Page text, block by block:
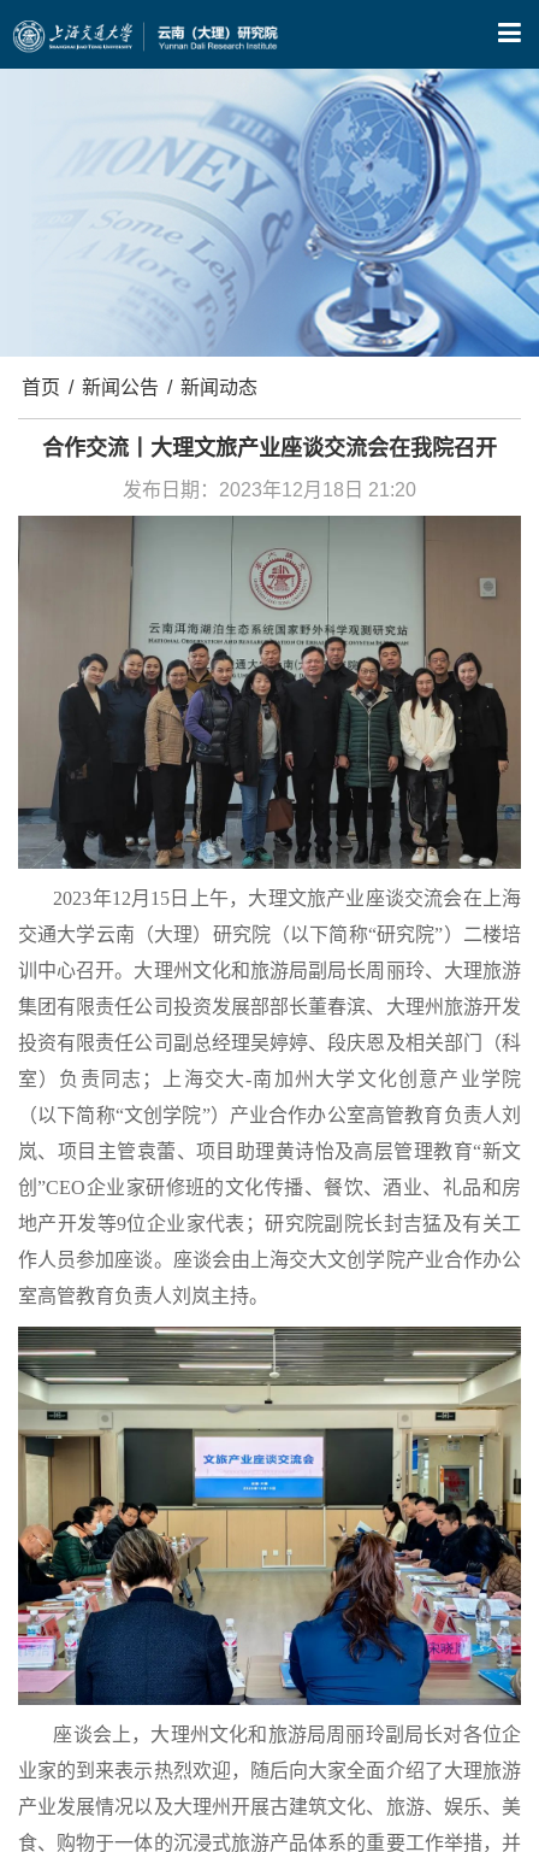
X
首页 / 新闻公告 / 新闻动态
合作交流丨大理文旅产业座谈交流会在我院召开
发布日期：2023年12月18日 21:20
2023年12月15日上午，大理文旅产业座谈交流会在上海
交通大学云南（大理）研究院（以下简称“研究院”）二楼培
训中心召开。大理州文化和旅游局副局长周丽玲、大理旅游
集团有限责任公司投资发展部部长董春滨、大理州旅游开发
投资有限责任公司副总经理吴婷婷、段庆恩及相关部门（科
室）负责同志；上海交大-南加州大学文化创意产业学院
（以下简称“文创学院”）产业合作办公室高管教育负责人刘
岚、项目主管袁蕾、项目助理黄诗怡及高层管理教育“新文
创”CEO企业家研修班的文化传播、餐饮、酒业、礼品和房
地产开发等9位企业家代表；研究院副院长封吉猛及有关工
作人员参加座谈。座谈会由上海交大文创学院产业合作办公
室高管教育负责人刘岚主持。
座谈会上，大理州文化和旅游局周丽玲副局长对各位企
业家的到来表示热烈欢迎，随后向大家全面介绍了大理旅游
产业发展情况以及大理州开展古建筑文化、旅游、娱乐、美
食、购物于一体的沉浸式旅游产品体系的重要工作举措，并